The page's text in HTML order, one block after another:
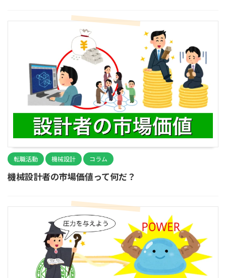
転職活動 機械設計 コラム
機械設計者の市場価値って何だ？